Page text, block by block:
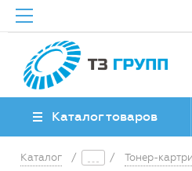
Каталог товаров
Каталог / / Тонер-